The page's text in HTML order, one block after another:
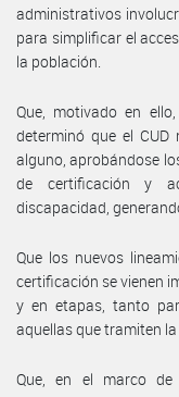
administrativos
para simplificar el
la población.
Que, motivado en
determinó que el
alguno, aprobándose
de certificación y
discapacidad,
Que los nuevos
certificación se vienen
y en etapas, tanto
aquellas que tramiten
Que, en el marco de